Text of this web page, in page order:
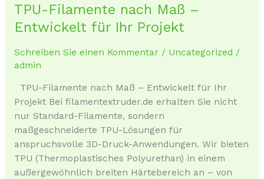
TPU-Filamente nach Maß –
Entwickelt für Ihr Projekt
Schreiben Sie einen Kommentar / Uncategorized /
admin
TPU-Filamente nach Maß – Entwickelt für Ihr
Projekt Bei filamentextruder.de erhalten Sie nicht
nur Standard-Filamente, sondern
maßgeschneiderte TPU-Lösungen für
anspruchsvolle 3D-Druck-Anwendungen. Wir bieten
TPU (Thermoplastisches Polyurethan) in einem
außergewöhnlich breiten Härtebereich an – von
TPU-
Filamente
nach
Maß
–
für
Ihr
Projekt